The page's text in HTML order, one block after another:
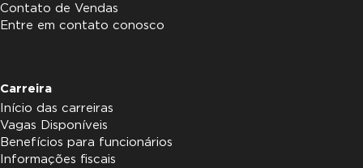
Contato de Vendas
Entre em contato conosco
Carreira
Início das carreiras
Vagas Disponíveis
Benefícios para funcionários
Informações fiscais